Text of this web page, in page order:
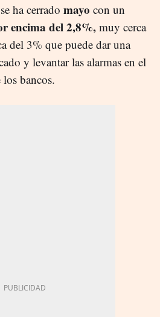
ha cerrado mayo con un
encima del 2,8%, muy cerca
del 3% que puede dar una
y levantar las alarmas en el
bancos.